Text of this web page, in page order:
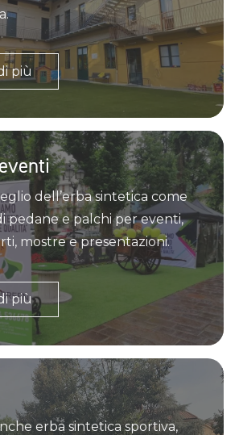
più
dell’erba sintetica come
pedane e palchi per eventi,
mostre e presentazioni.
più
erba sintetica sportiva,